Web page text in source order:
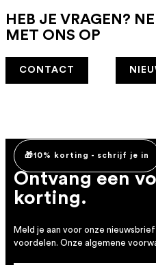
HEB JE VRAGEN?
MET ONS OP
CONTACT
🎁10% korting - schrijf je in
Ontvang een
korting.
Meld je aan voor onze
voordelen. Onze algemene